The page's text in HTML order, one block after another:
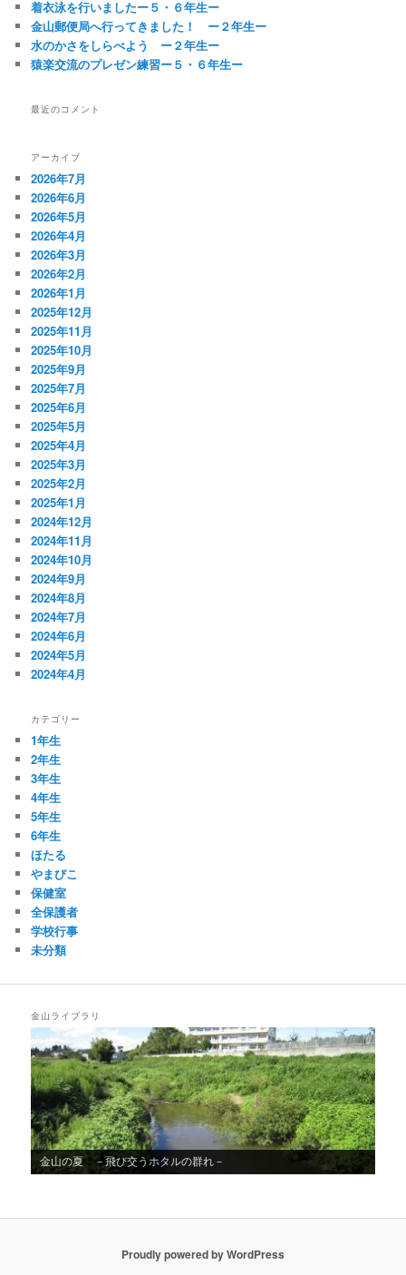
着衣泳を行いましたー５・６年生ー
金山郵便局へ行ってきました！ ー２年生ー
水のかさをしらべよう ー２年生ー
猿楽交流のプレゼン練習ー５・６年生ー
最近のコメント
アーカイブ
2026年7月
2026年6月
2026年5月
2026年4月
2026年3月
2026年2月
2026年1月
2025年12月
2025年11月
2025年10月
2025年9月
2025年7月
2025年6月
2025年5月
2025年4月
2025年3月
2025年2月
2025年1月
2024年12月
2024年11月
2024年10月
2024年9月
2024年8月
2024年7月
2024年6月
2024年5月
2024年4月
カテゴリー
1年生
2年生
3年生
4年生
5年生
6年生
ほたる
やまびこ
保健室
全保護者
学校行事
未分類
金山ライブラリ
金山の夏 －飛び交うホタルの群れ－
Proudly powered by WordPress